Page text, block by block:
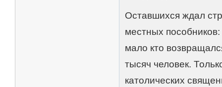
Оставшихся ждал
местных
мало кто
тысяч человек.
католических